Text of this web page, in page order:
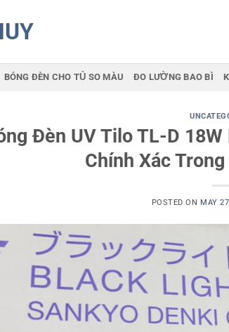
BÓNG ĐÈN CHO TỦ SO MÀU ĐO LƯỜNG BAO BÌ
Đèn UV Tilo TL-D
Chính Xác
POSTED ON MAY